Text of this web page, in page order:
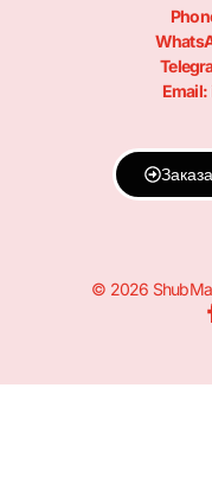
Email:
© 2026